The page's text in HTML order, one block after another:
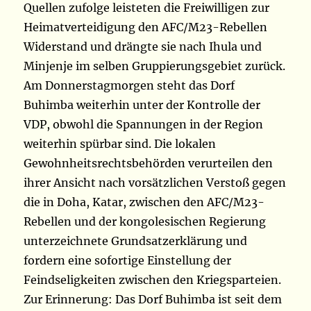
Quellen zufolge leisteten die Freiwilligen zur
Heimatverteidigung den AFC/M23-Rebellen
Widerstand und drängte sie nach Ihula und
Minjenje im selben Gruppierungsgebiet zurück.
Am Donnerstagmorgen steht das Dorf
Buhimba weiterhin unter der Kontrolle der
VDP, obwohl die Spannungen in der Region
weiterhin spürbar sind. Die lokalen
Gewohnheitsrechtsbehörden verurteilen den
ihrer Ansicht nach vorsätzlichen Verstoß gegen
die in Doha, Katar, zwischen den AFC/M23-
Rebellen und der kongolesischen Regierung
unterzeichnete Grundsatzerklärung und
fordern eine sofortige Einstellung der
Feindseligkeiten zwischen den Kriegsparteien.
Zur Erinnerung: Das Dorf Buhimba ist seit dem